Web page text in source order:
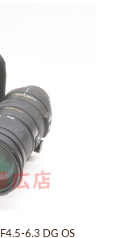
6.3 DG OS